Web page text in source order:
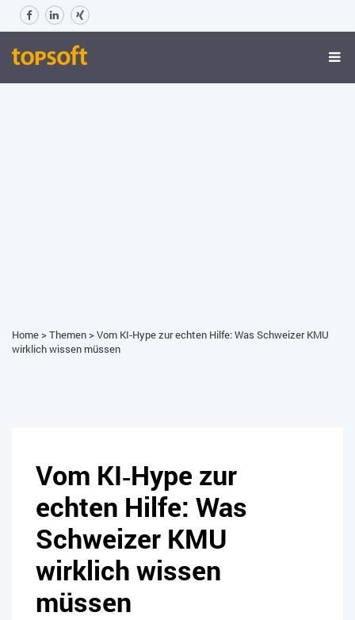
Home>Themen>Vom KI‑Hype zur echten Hilfe: Was Schweizer KMU
wirklich wissen müssen
Vom KI‑Hype zur
echten Hilfe: Was
Schweizer KMU
wirklich wissen
müssen